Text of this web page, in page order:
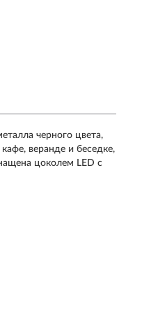
черного цвета,
веранде и беседке,
цоколем LED с